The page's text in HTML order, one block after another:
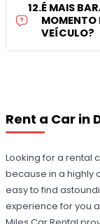
12.É MAIS
MOMENTO
VEÍCULO?
Rent a Car in
Looking for a rental
because in a highly
easy to find
experience for you